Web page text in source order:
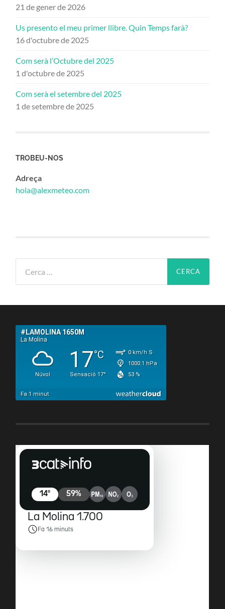
21 de gener de 2026
Us presento el meu primer llibre. Quin Temps farà?
16 d'octubre de 2025
Com serà l’Octubre del 2025
1 d'octubre de 2025
Com serà el setembre del 2025
1 de setembre de 2025
TROBEU-NOS
Adreça
hola@alexmeteo.com